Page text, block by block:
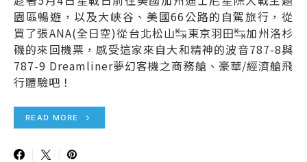
園區暢遊，以及大峽谷、美國66公路的自駕旅行，從
買了張ANA(全日空)從台北松山↹東京羽田↹加州洛杉
磯的來回機票，感受這家來自大和精神的波音787-8與
787-9 Dreamliner夢幻客機之商務艙、豪華/經濟艙飛
行體驗吧！
READ MORE